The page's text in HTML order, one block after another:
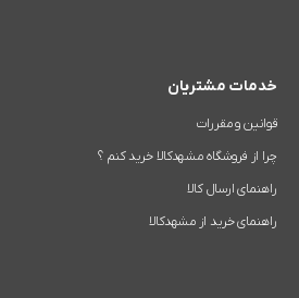
خدمات مشتریان
قوانین و مقررات
چرا از فروشگاه مشهدکالا خرید کنم ؟
راهنمای ارسال کالا
راهنمای خرید از مشهدکالا